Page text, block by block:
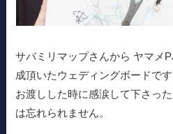
サバミリマップさんから ヤマメ
成頂いたウェディングボードです
お渡しした時に感涙して下さっ
は忘れられません。